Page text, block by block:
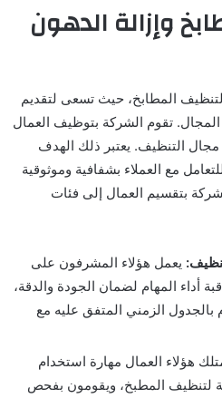
وإزالة الدهون
المطابخ، حيث تسعى لتقديم
تقوم الشركة بتوظيف العمال
مجال التنظيف. يعتبر ذلك الهدف
مع العملاء بشفافية وموثوقية
بتقسيم العمال إلى فئات
يعمل هؤلاء المشرفون على
أداء المهام لضمان الجودة والدقة،
بالجدول الزمني المتفق عليه مع
هؤلاء العمال مهارة استخدام
لتنظيف المطبخ، ويقومون بفحص